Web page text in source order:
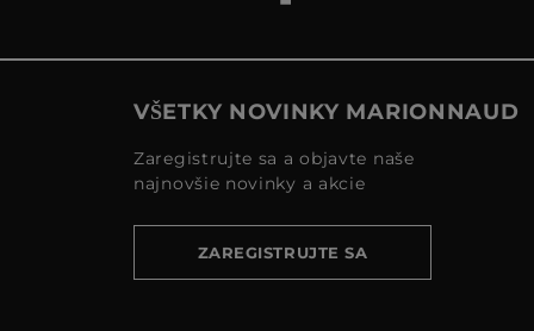
VŠETKY NOVINKY MARIONNAUD
Zaregistrujte sa a objavte naše
najnovšie novinky a akcie
ZAREGISTRUJTE SA